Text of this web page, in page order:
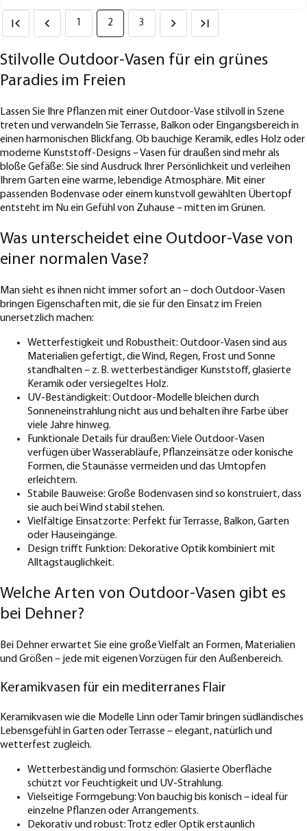
1 2 3
Stilvolle Outdoor-Vasen für ein grünes
Paradies im Freien
Lassen Sie Ihre Pflanzen mit einer Outdoor-Vase stilvoll in Szene
treten und verwandeln Sie Terrasse, Balkon oder Eingangsbereich in
einen harmonischen Blickfang. Ob bauchige Keramik, edles Holz oder
moderne Kunststoff-Designs – Vasen für draußen sind mehr als
bloße Gefäße: Sie sind Ausdruck Ihrer Persönlichkeit und verleihen
Ihrem Garten eine warme, lebendige Atmosphäre. Mit einer
passenden Bodenvase oder einem kunstvoll gewählten Übertopf
entsteht im Nu ein Gefühl von Zuhause – mitten im Grünen.
Was unterscheidet eine Outdoor-Vase von
einer normalen Vase?
Man sieht es ihnen nicht immer sofort an – doch Outdoor-Vasen
bringen Eigenschaften mit, die sie für den Einsatz im Freien
unersetzlich machen:
Wetterfestigkeit und Robustheit: Outdoor-Vasen sind aus
Materialien gefertigt, die Wind, Regen, Frost und Sonne
standhalten – z. B. wetterbeständiger Kunststoff, glasierte
Keramik oder versiegeltes Holz.
UV-Beständigkeit: Outdoor-Modelle bleichen durch
Sonneneinstrahlung nicht aus und behalten ihre Farbe über
viele Jahre hinweg.
Funktionale Details für draußen: Viele Outdoor-Vasen
verfügen über Wasserabläufe, Pflanzeinsätze oder konische
Formen, die Staunässe vermeiden und das Umtopfen
erleichtern.
Stabile Bauweise: Große Bodenvasen sind so konstruiert, dass
sie auch bei Wind stabil stehen.
Vielfältige Einsatzorte: Perfekt für Terrasse, Balkon, Garten
oder Hauseingänge.
Design trifft Funktion: Dekorative Optik kombiniert mit
Alltagstauglichkeit.
Welche Arten von Outdoor-Vasen gibt es
bei Dehner?
Bei Dehner erwartet Sie eine große Vielfalt an Formen, Materialien
und Größen – jede mit eigenen Vorzügen für den Außenbereich.
Keramikvasen für ein mediterranes Flair
Keramikvasen wie die Modelle Linn oder Tamir bringen südländisches
Lebensgefühl in Garten oder Terrasse – elegant, natürlich und
wetterfest zugleich.
Wetterbeständig und formschön: Glasierte Oberfläche
schützt vor Feuchtigkeit und UV-Strahlung.
Vielseitige Formgebung: Von bauchig bis konisch – ideal für
einzelne Pflanzen oder Arrangements.
Dekorativ und robust: Trotz edler Optik erstaunlich